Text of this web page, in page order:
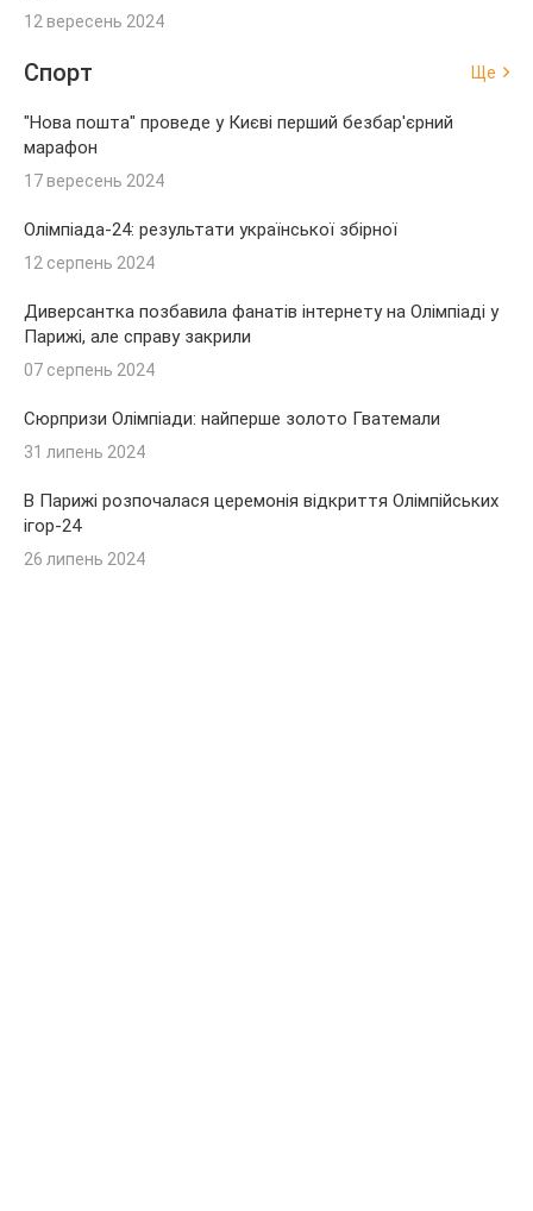
12 вересень 2024
Спорт Ще
"Нова пошта" проведе у Києві перший безбар'єрний
марафон
17 вересень 2024
Олімпіада-24: результати української збірної
12 серпень 2024
Диверсантка позбавила фанатів інтернету на Олімпіаді у
Парижі, але справу закрили
07 серпень 2024
Сюрпризи Олімпіади: найперше золото Гватемали
31 липень 2024
В Парижі розпочалася церемонія відкриття Олімпійських
ігор-24
26 липень 2024